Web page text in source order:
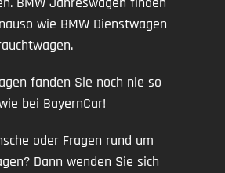
wie BMW Dienstwagen
fanden Sie noch nie so
bei BayernCar!
oder Fragen rund um
Dann wenden Sie sich